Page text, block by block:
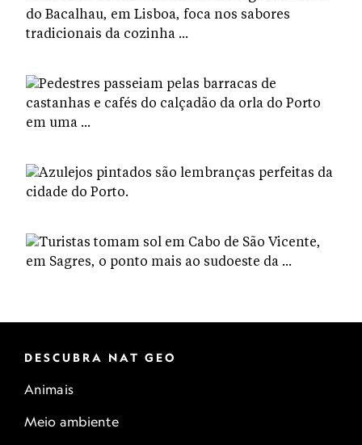
DESCUBRA NAT GEO
Animais
Meio ambiente